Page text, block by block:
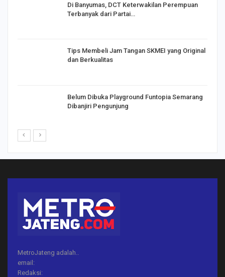
Di Banyumas, DCT Keterwakilan Perempuan
Terbanyak dari Partai…
Tips Membeli Jam Tangan SKMEI yang Original
dan Berkualitas
Belum Dibuka Playground Funtopia Semarang
Dibanjiri Pengunjung
MetroJateng adalah..
email:
Redaksi: